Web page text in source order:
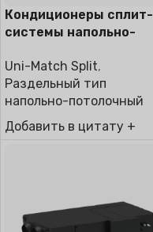
Кондиционеры сплит-
системы напольно-
Uni-Match Split,
Раздельный тип
напольно-потолочный
Добавить в цитату +